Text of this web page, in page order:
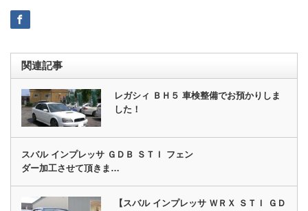
関連記事
レガシィ ＢＨ５ 車検整備でお預かりしま
した！
スバル インプレッサ ＧＤＢ ＳＴＩ フェン
ダー加工させて頂きま…
【スバル インプレッサ ＷＲＸ ＳＴＩ ＧＤ